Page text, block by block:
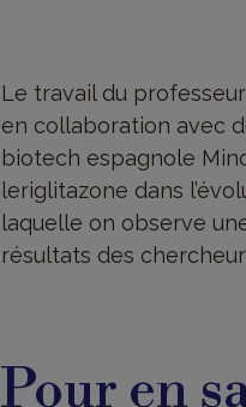
Le travail du
en collaboration avec
biotech espagnole
leriglitazone dans
laquelle on observe
résultats des
Pour en